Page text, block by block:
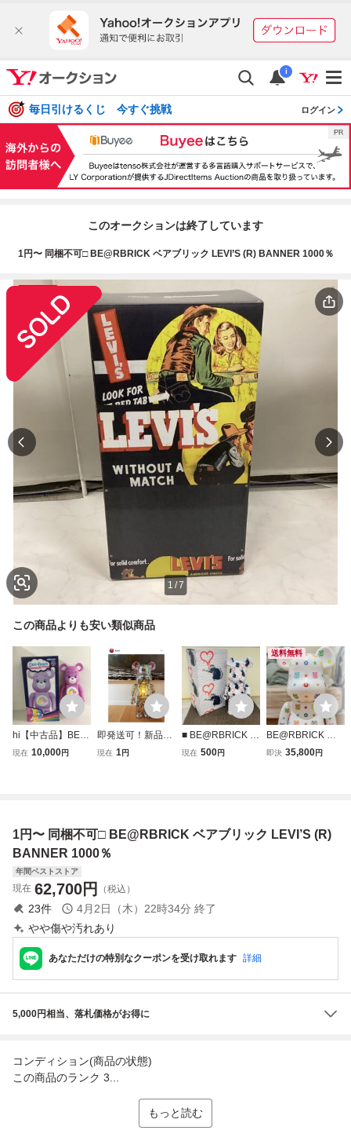
i
毎日引けるくじ 今すぐ挑戦 ログイン
このオークションは終了しています
1円〜 同梱不可□ BE@RBRICK ベアブリック LEVI’S (R) BANNER 1000％
1 /7
この商品よりも安い類似商品
hi【中古品】BE@
RBRICK Care Be
現在 10,000円
即発送可！新品未
開封！BE@RBRI
現在 1円
■ BE@RBRICK Br
andalism LOVE R
箱付き
現在 500円
送料無料
BE@RBRICK ベ
アブリック マルチ
即決 35,800円
1円〜 同梱不可□ BE@RBRICK ベアブリック LEVI’S (R)
BANNER 1000％
年間ベストストア
現在 62,700円 （税込）
23件 4月2日（木）22時34分 終了
やや傷や汚れあり
あなただけの特別なクーポンを受け取れます 詳細
5,000円相当、落札価格がお得に
コンディション(商品の状態)
この商品のランク 3...
もっと読む